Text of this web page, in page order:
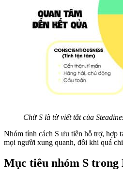
Chữ S là từ viết tắt của
Nhóm tính cách S ưu tiên hỗ trợ, hợp
mọi người xung quanh, đôi khi quá
Mục tiêu nhóm S trong